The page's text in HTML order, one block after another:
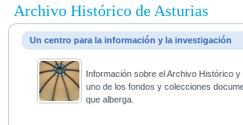
Archivo Histórico de Asturias
Un centro para la información y la investigación
Información sobre el Archivo Histórico y
uno de los fondos y colecciones
que alberga.